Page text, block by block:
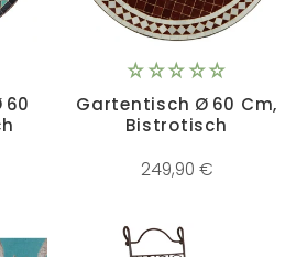
60
Gartentisch Ø 60 Cm,
Bistrotisch
249,90 €